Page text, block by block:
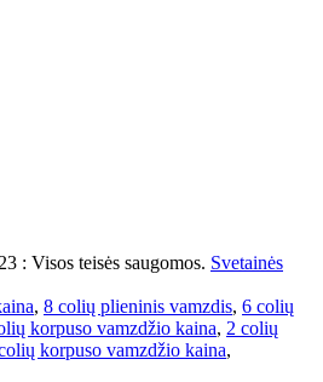
: Visos teisės saugomos. Svetainės
, 8 colių plieninis vamzdis, 6 colių
korpuso vamzdžio kaina, 2 colių
korpuso vamzdžio kaina,